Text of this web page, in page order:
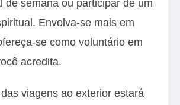
de semana ou participar de um
Envolva-se mais em
se como voluntário em
acredita.
viagens ao exterior estará